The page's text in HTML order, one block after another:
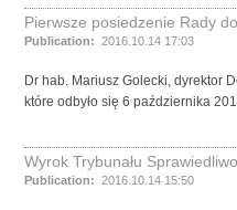
Pierwsze posiedzenie Rady
Publication: 2016.10.14 17:03
Dr hab. Mariusz Golecki, dyrektor
które odbyło się 6 października
Wyrok Trybunału
Publication: 2016.10.14 15:50